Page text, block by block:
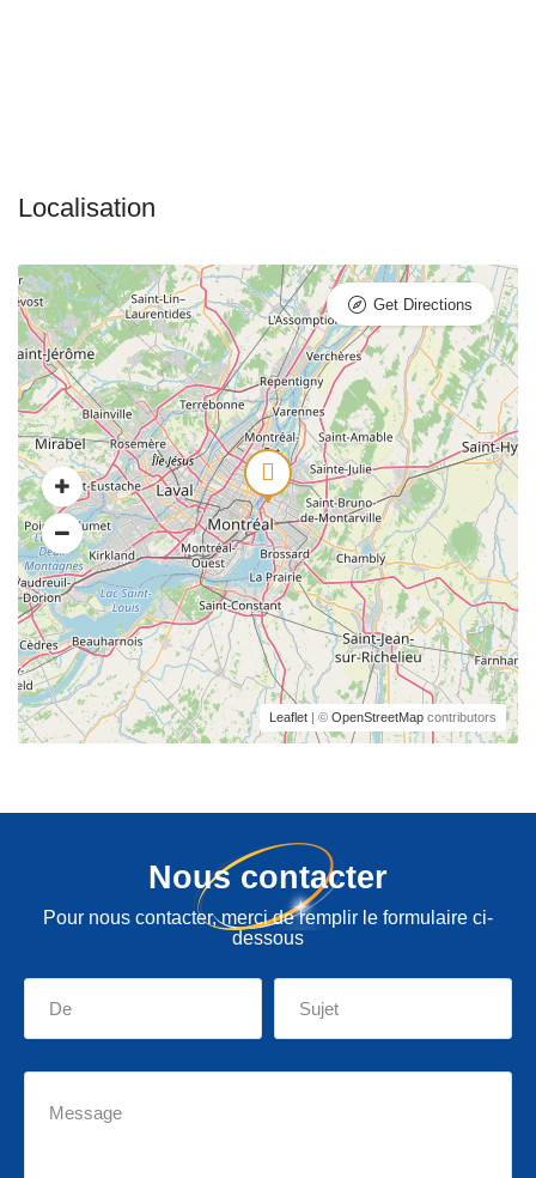
Leaflet | © OpenStreetMap contributors
Get Directions
Nous contacter
Pour nous contacter, merci de remplir le formulaire ci-
dessous